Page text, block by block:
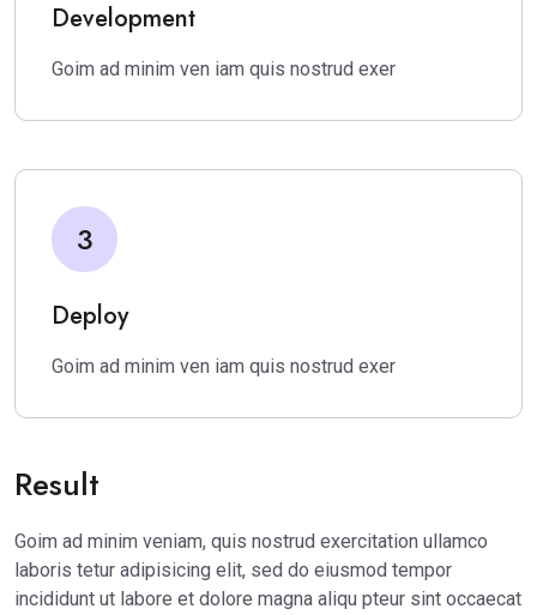
Development
Goim ad minim ven iam quis nostrud exer
3
Deploy
Goim ad minim ven iam quis nostrud exer
Result
Goim ad minim veniam, quis nostrud exercitation ullamco
laboris tetur adipisicing elit, sed do eiusmod tempor
incididunt ut labore et dolore magna aliqu pteur sint occaecat